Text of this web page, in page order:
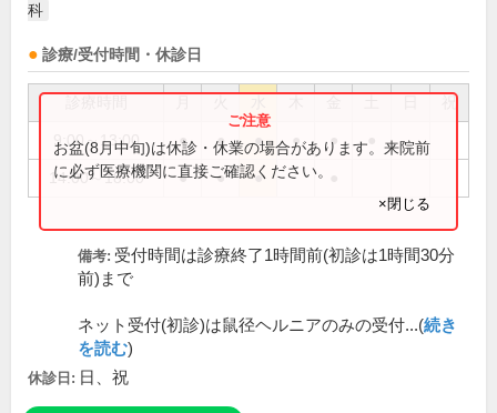
科
診療/受付時間・休診日
祝
9:00～13:00 ● ● ● ● ●
14:00～18:00 ● ● ●
お盆(8月中旬)は休診・休業の場合があります。来院前
に必ず医療機関に直接ご確認ください。
×閉じる
備考: 受付時間は診療終了1時間前(初診は1時間30分
前)まで
ネット受付(初診)は鼠径ヘルニアのみの受付...(続き
を読む)
休診日: 日、祝